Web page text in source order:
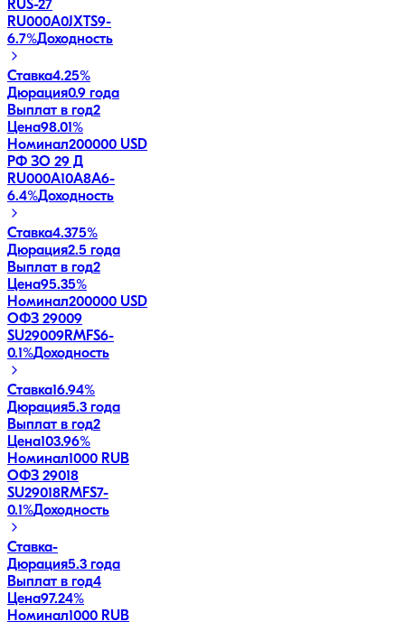
RUS-27
RU000A0JXTS9-
6.7%Доходность
Ставка4.25%
Дюрация0.9 года
Выплат в год2
Цена98.01%
Номинал200000 USD
РФ ЗО 29 Д
RU000A10A8A6-
6.4%Доходность
Ставка4.375%
Дюрация2.5 года
Выплат в год2
Цена95.35%
Номинал200000 USD
ОФЗ 29009
SU29009RMFS6-
0.1%Доходность
Ставка16.94%
Дюрация5.3 года
Выплат в год2
Цена103.96%
Номинал1000 RUB
ОФЗ 29018
SU29018RMFS7-
0.1%Доходность
Ставка-
Дюрация5.3 года
Выплат в год4
Цена97.24%
Номинал1000 RUB